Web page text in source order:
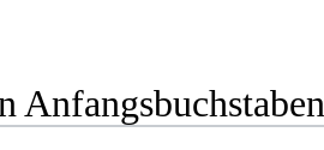
Anfangsbuchstaben